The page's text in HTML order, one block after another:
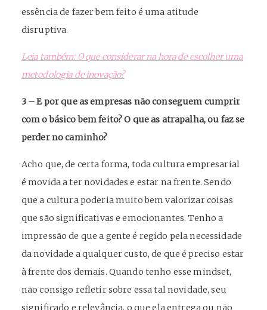
essência de fazer bem feito é uma atitude
disruptiva.
Leia também: O que considerar na hora de escolher uma
metodologia de inovação?
3 – E por que as empresas não conseguem cumprir
com o básico bem feito? O que as atrapalha, ou faz se
perder no caminho?
Acho que, de certa forma, toda cultura empresarial
é movida a ter novidades e estar na frente. Sendo
que a cultura poderia muito bem valorizar coisas
que são significativas e emocionantes. Tenho a
impressão de que a gente é regido pela necessidade
da novidade a qualquer custo, de que é preciso estar
à frente dos demais. Quando tenho esse mindset,
não consigo refletir sobre essa tal novidade, seu
significado e relevância, o que ela entrega ou não